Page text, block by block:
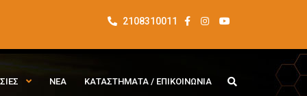
2108310011
ΝΕΑ ΚΑΤΑΣΤΗΜΑΤΑ / ΕΠΙΚΟΙΝΩΝΙΑ